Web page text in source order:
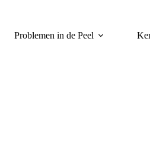
Problemen in de Peel